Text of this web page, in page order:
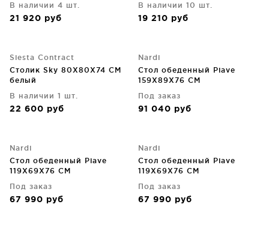
В наличии 4 шт.
21 920 руб
В наличии 10 шт.
19 210 руб
Siesta Contract
Столик Sky 80X80X74 CM
белый
В наличии 1 шт.
22 600 руб
Nardi
Стол обеденный Piave
159X89X76 CM
Под заказ
91 040 руб
Nardi
Стол обеденный Piave
119X69X76 CM
Под заказ
67 990 руб
Nardi
Стол обеденный Piave
119X69X76 CM
Под заказ
67 990 руб